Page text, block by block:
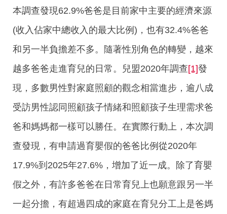
本調查發現62.9%爸爸是目前家中主要的經濟來源
(收入佔家中總收入的最大比例)，也有32.4%爸爸
和另一半負擔差不多。隨著性別角色的轉變，越來
越多爸爸走進育兒的日常。兒盟2020年調查[1]發
現，多數男性對家庭照顧的觀念相當進步，逾八成
受訪男性認同照顧孩子情緒和照顧孩子生理需求爸
爸和媽媽都一樣可以勝任。在實際行動上，本次調
查發現，有申請過育嬰假的爸爸比例從2020年
17.9%到2025年27.6%，增加了近一成。除了育嬰
假之外，有許多爸爸在日常育兒上也願意跟另一半
一起分擔，有超過四成的家庭在育兒分工上是爸媽